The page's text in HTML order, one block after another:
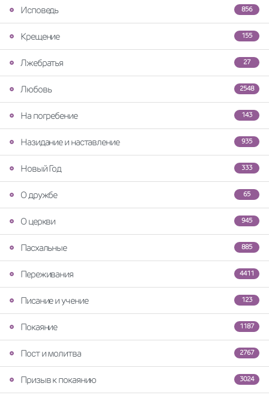
856
Исповедь
155
Крещение
27
Лжебратья
2548
Любовь
143
На погребение
935
Назидание и наставление
333
Новый Год
65
О дружбе
945
О церкви
885
Пасхальные
4411
Переживания
123
Писание и учение
1187
Покаяние
2767
Пост и молитва
3024
Призыв к покаянию